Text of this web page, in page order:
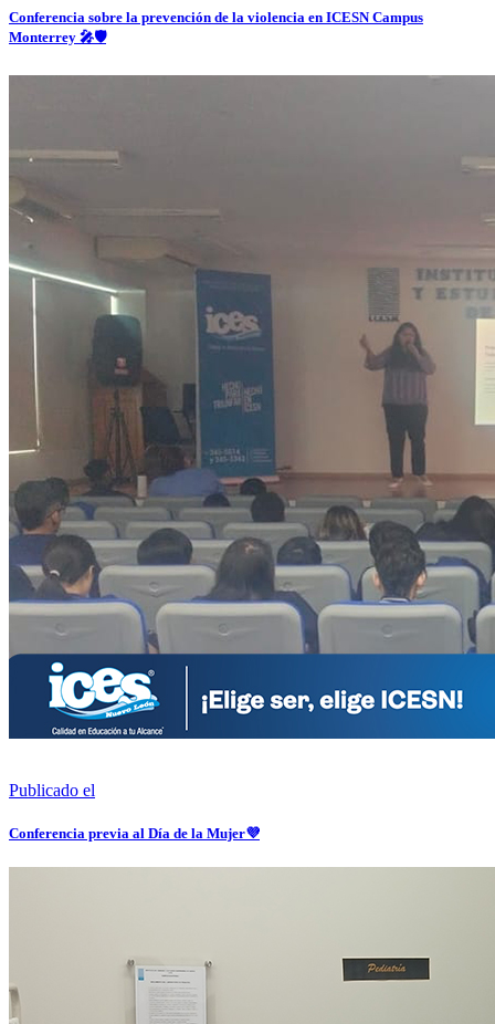
Conferencia sobre la prevención de la violencia en ICESN Campus
Monterrey 🎤🛡️
Publicado el
Conferencia previa al Día de la Mujer💜